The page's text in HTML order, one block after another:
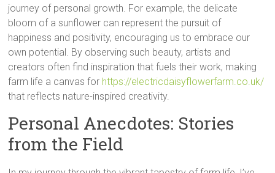
journey of personal growth. For example, the delicate
bloom of a sunflower can represent the pursuit of
happiness and positivity, encouraging us to embrace our
own potential. By observing such beauty, artists and
creators often find inspiration that fuels their work, making
farm life a canvas for https://electricdaisyflowerfarm.co.uk/
that reflects nature-inspired creativity.
Personal Anecdotes: Stories
from the Field